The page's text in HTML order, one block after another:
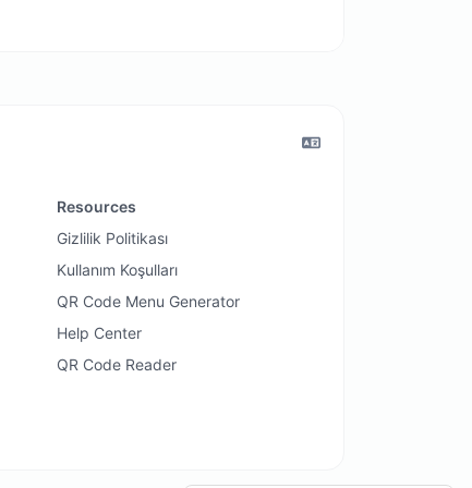
Resources
Gizlilik Politikası
Kullanım Koşulları
QR Code Menu Generator
Help Center
QR Code Reader